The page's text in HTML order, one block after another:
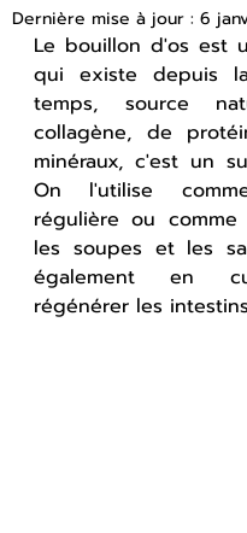
Dernière mise à jour : 6
Le bouillon d'os est
qui existe depuis
temps, source
collagène, de
minéraux, c'est un
On l'utilise
régulière ou
les soupes et les
également en
régénérer les